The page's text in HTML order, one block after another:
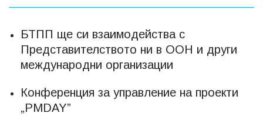
БТПП ще си взаимодейства с
Представителството ни в ООН и други
международни организации
Конференция за управление на проекти
„PMDAY”